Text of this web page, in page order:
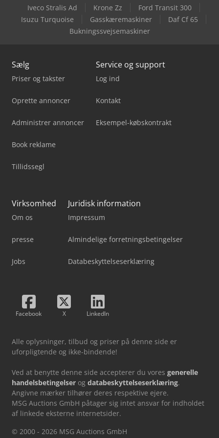
Okuma Mb-4000H
Okuma Mb-5000H
Iveco Stralis Ad Krone Zz
Ford Transit 300
Isuzu Turquoise
Gasskæremaskiner
Daf Cf 65
Bukningssvejsemaskiner
Sælg
Priser og takster
Oprette annoncer
Administrer annoncer
Book reklame
Tillidssegl
Service og support
Log ind
Kontakt
Eksempel-købskontrakt
Virksomhed
Om os
presse
Jobs
Juridisk information
Impressum
Almindelige forretningsbetingelser
Databeskyttelseserklæring
Facebook X LinkedIn
Alle oplysninger, tilbud og priser på denne side er
uforpligtende og ikke-bindende!
Ved at benytte denne side accepterer du vores generelle
handelsbetingelser og databeskyttelseserklæring.
Angivne mærker tilhører deres respektive ejere.
MSG Auctions GmbH påtager sig intet ansvar for indholdet
af linkede eksterne internetsider.
© 2000 - 2026 MSG Auctions GmbH